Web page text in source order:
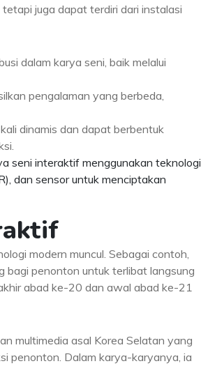
juga dapat terdiri dari instalasi
dalam karya seni, baik melalui
pengalaman yang berbeda,
dinamis dan dapat berbentuk
seni interaktif menggunakan teknologi
dan sensor untuk menciptakan
modern muncul. Sebagai contoh,
penonton untuk terlibat langsung
abad ke-20 dan awal abad ke-21
multimedia asal Korea Selatan yang
penonton. Dalam karya-karyanya, ia